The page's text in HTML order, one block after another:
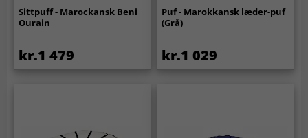
Sittpuff - Marockansk Beni
Ourain
kr.1 479
Puf - Marokkansk læder-puf
(Grå)
kr.1 029